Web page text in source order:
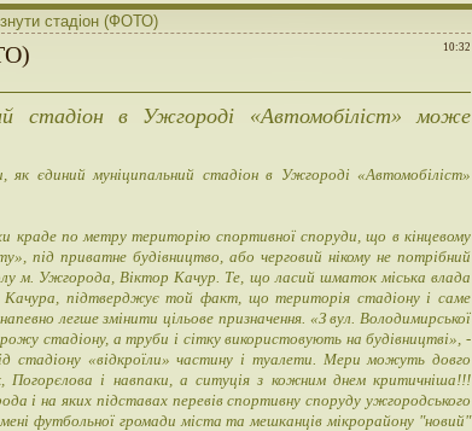
стадіон (ФОТО)
10:32
стадіон в Ужгороді «Автомобіліст» може
як єдиний муніципальний стадіон в Ужгороді «Автомобіліст»
краде по метру територію спортивної споруди, що в кінцевому
під приватне будівництво, або черговий нікому не потрібний
м. Ужгорода, Віктор Качур. Те, що ласий шматок міська влада
підтверджує той факт, що територія стадіону і саме
легше змінити цільове призначення. «З вул. Володимирської
стадіону, а труби і сітку використовують на будівництві», -
стадіону «відкроїли» частину і туалети. Мери можуть довго
Погорєлова і навпаки, а ситуція з кожним днем критичніша!!!
і на яких підставах перевів спортивну споруду ужгородського
футбольної громади міста та мешканців мікрорайону "новий"